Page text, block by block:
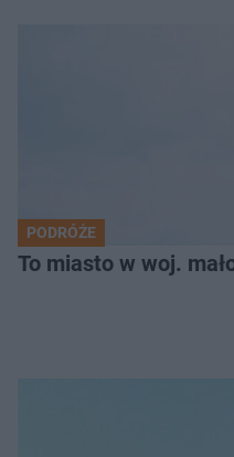
PODRÓŻE
To miasto w woj.